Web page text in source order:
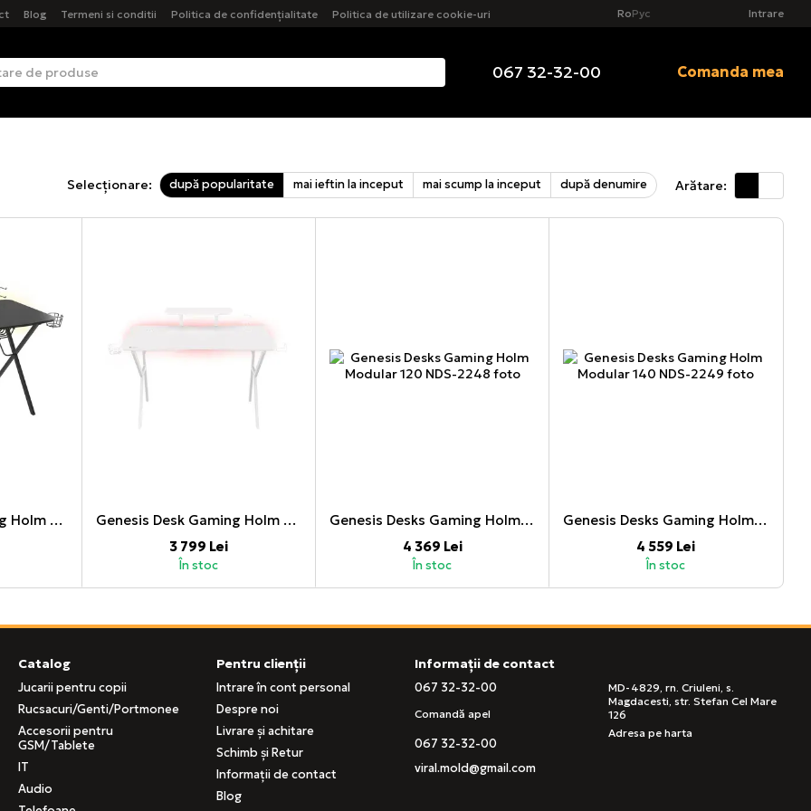
Blog Termeni si conditii Politica de confidențialitate Politica de utilizare cookie-uri RoРус Intrare
067 32-32-00 Comanda mea
Selecționare: după popularitate mai ieftin la inceput mai scump la inceput după denumire Arătare:
Genesis Desk Gaming Holm 300, RGB (Organizer, Wireless Charger, Multiple holder (Headphone, Cup, Gamepad), USB Hub, Remote Controller, 120x60x75cm)
Genesis Desk Gaming Holm 320, RGB White (Organizer, Wireless Charger, Multiple holder, USB Hub, Remote Controller, 120x60x75cm)
3 799 Lei
În stoc
Genesis Desks Gaming Holm Modular 120
4 369 Lei
În stoc
Genesis Desks Gaming Holm Modular 140
4 559 Lei
În stoc
Catalog
Jucarii pentru copii
Rucsacuri/Genti/Portmonee
Accesorii pentru
GSM/Tablete
IT
Audio
Pentru clienții
Intrare în cont personal
Despre noi
Livrare și achitare
Schimb și Retur
Informații de contact
Blog
Informații de contact
067 32-32-00
Comandă apel
067 32-32-00
viral.mold@gmail.com
MD-4829, rn. Criuleni, s.
Magdacesti, str. Stefan Cel Mare
126
Adresa pe harta